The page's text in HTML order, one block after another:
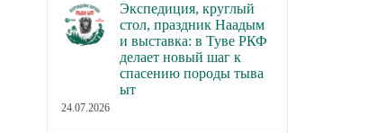
домашних
22.07.2026
Экспедиция, круглый
стол, праздник Наадым
и выставка: в Туве РКФ
делает новый шаг к
спасению породы тыва
ыт
24.07.2026